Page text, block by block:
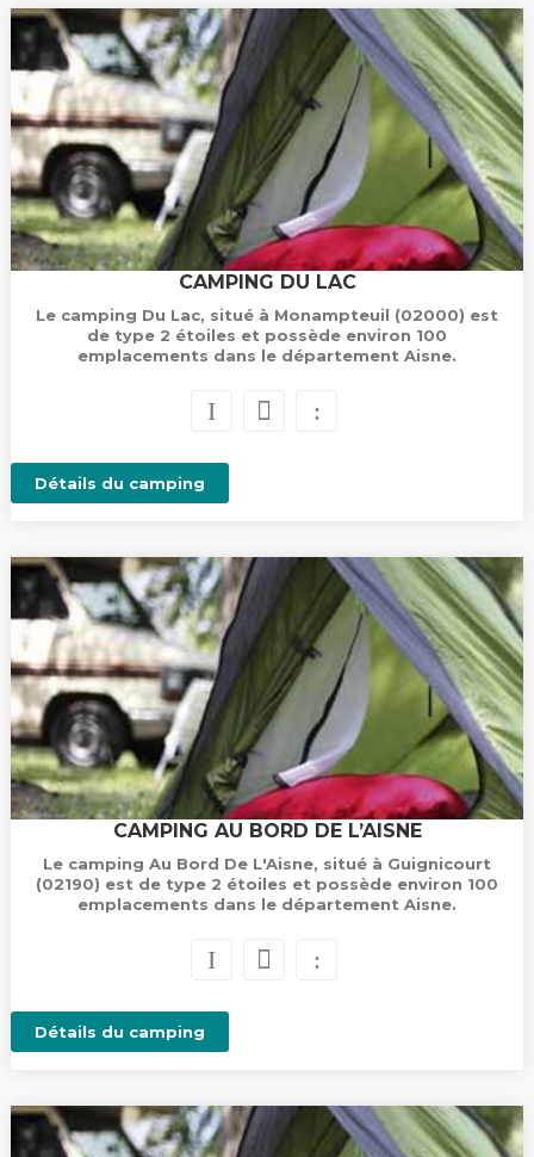
CAMPING DU LAC
Le camping Du Lac, situé à Monampteuil (02000) est
de type 2 étoiles et possède environ 100
emplacements dans le département Aisne.
Détails du camping
CAMPING AU BORD DE L’AISNE
Le camping Au Bord De L'Aisne, situé à Guignicourt
(02190) est de type 2 étoiles et possède environ 100
emplacements dans le département Aisne.
Détails du camping